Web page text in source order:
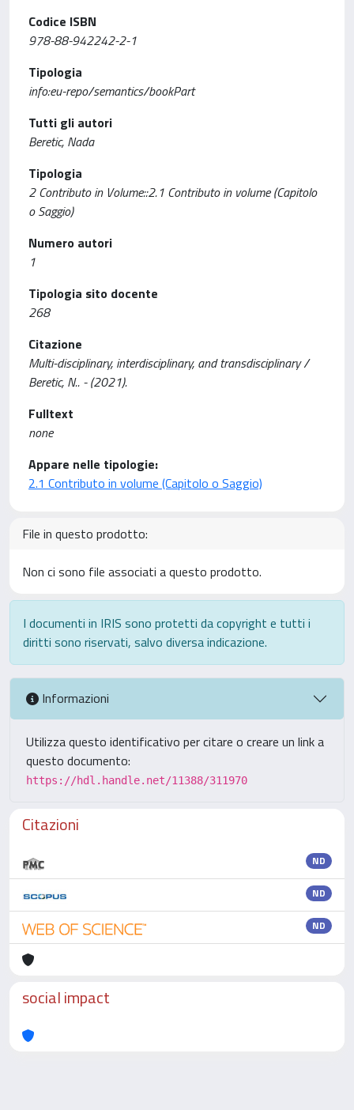
Codice ISBN
978-88-942242-2-1
Tipologia
info:eu-repo/semantics/bookPart
Tutti gli autori
Beretic, Nada
Tipologia
2 Contributo in Volume::2.1 Contributo in volume (Capitolo
o Saggio)
Numero autori
1
Tipologia sito docente
268
Citazione
Multi-disciplinary, interdisciplinary, and transdisciplinary /
Beretic, N.. - (2021).
Fulltext
none
Appare nelle tipologie:
2.1 Contributo in volume (Capitolo o Saggio)
File in questo prodotto:
Non ci sono file associati a questo prodotto.
I documenti in IRIS sono protetti da copyright e tutti i
diritti sono riservati, salvo diversa indicazione.
Informazioni
Utilizza questo identificativo per citare o creare un link a
questo documento:
https://hdl.handle.net/11388/311970
Citazioni
ND
ND
ND
social impact